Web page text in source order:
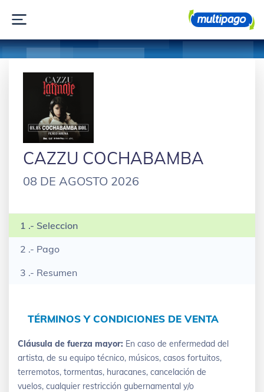
CAZZU COCHABAMBA
08 DE AGOSTO 2026
1 .- Seleccion
2 .- Pago
3 .- Resumen
TÉRMINOS Y CONDICIONES DE VENTA
Cláusula de fuerza mayor: En caso de enfermedad del
artista, de su equipo técnico, músicos, casos fortuitos,
terremotos, tormentas, huracanes, cancelación de
vuelos, cualquier restricción gubernamental y/o